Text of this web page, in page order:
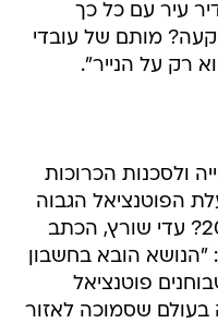
עיר עם כל כך
מותם של עובדי
רק על הנייר".
ולסכנות הכרוכות
הפוטנציאל הגבוה
בעולם להשקעה עסקית ב-2011? עדי שורץ, הכתב
"הנושא הובא בחשבון
פוטנציאל
בעולם שסמוכה לאזור